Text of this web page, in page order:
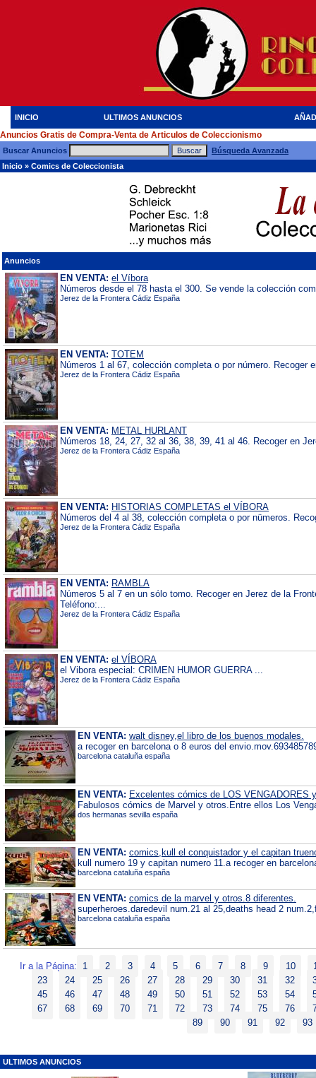
INICIO ULTIMOS ANUNCIOS
Anuncios Gratis de Compra-Venta de Articulos de Coleccionismo
Buscar Anuncios
Búsqueda Avanzada
Inicio » Comics de Coleccionista
Anuncios
EN VENTA: el Víbora
Números desde el 78 hasta el 300. Se vende la colección
Jerez de la Frontera Cádiz España
EN VENTA: TOTEM
Números 1 al 67, colección completa o por número. Recoger
Jerez de la Frontera Cádiz España
EN VENTA: METAL HURLANT
Números 18, 24, 27, 32 al 36, 38, 39, 41 al 46. Recoger en
Jerez de la Frontera Cádiz España
EN VENTA: HISTORIAS COMPLETAS el VÍBORA
Números del 4 al 38, colección completa o por nümeros.
Jerez de la Frontera Cádiz España
EN VENTA: RAMBLA
Números 5 al 7 en un sólo tomo. Recoger en Jerez de la
Teléfono:...
Jerez de la Frontera Cádiz España
EN VENTA: el VÍBORA
el Vibora especial: CRIMEN HUMOR GUERRA ...
Jerez de la Frontera Cádiz España
EN VENTA: walt disney,el libro de los buenos modales.
a recoger en barcelona o 8 euros del
barcelona cataluña españa
EN VENTA: Excelentes cómics de LOS VENGADORES
Fabulosos cómics de Marvel y otros.Entre ellos Los
dos hermanas sevilla españa
EN VENTA: comics,kull el conquistador y el capitan
kull numero 19 y capitan numero 11.a recoger en
barcelona cataluña españa
EN VENTA: comics de la marvel y otros.8 diferentes.
superheroes.daredevil num.21 al 25,deaths head 2
barcelona cataluña españa
Ir a la Página: 1 2 3 4 5 6 7 8 9 10
23
24 25 26 27 28 29 30 31 32
45
46 47 48 49 50 51 52 53 54
67
68 69 70 71 72 73 74 75 76
89
90 91 92 93
ULTIMOS ANUNCIOS